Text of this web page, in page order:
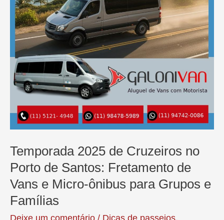
Temporada 2025 de Cruzeiros no
Porto de Santos: Fretamento de
Vans e Micro-ônibus para Grupos e
Famílias